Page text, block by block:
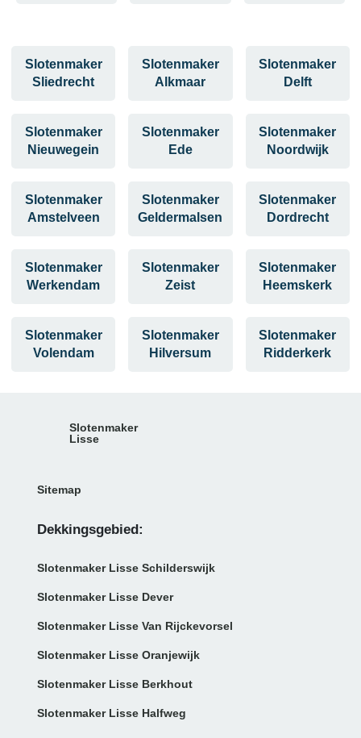
Slotenmaker
Sliedrecht
Slotenmaker
Alkmaar
Slotenmaker
Delft
Slotenmaker
Nieuwegein
Slotenmaker
Ede
Slotenmaker
Noordwijk
Slotenmaker
Amstelveen
Slotenmaker
Geldermalsen
Slotenmaker
Dordrecht
Slotenmaker
Werkendam
Slotenmaker
Zeist
Slotenmaker
Heemskerk
Slotenmaker
Volendam
Slotenmaker
Hilversum
Slotenmaker
Ridderkerk
Slotenmaker
Lisse
Sitemap
Dekkingsgebied:
Slotenmaker Lisse Schilderswijk
Slotenmaker Lisse Dever
Slotenmaker Lisse Van Rijckevorsel
Slotenmaker Lisse Oranjewijk
Slotenmaker Lisse Berkhout
Slotenmaker Lisse Halfweg